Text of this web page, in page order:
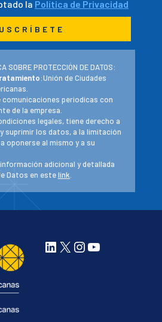
la Política de Privacidad
SOBRE PROTECCIÓN DE DATOS:
:Unión de Ciudades
comunicaciones periodicas con
de la empresa.
legales, tiene derecho a
suprimir los datos, a la limitación
oponerse al mismo y a su
adicional y detallada
Datos en estelink.
LinkedIn
X Instagram
YouTube